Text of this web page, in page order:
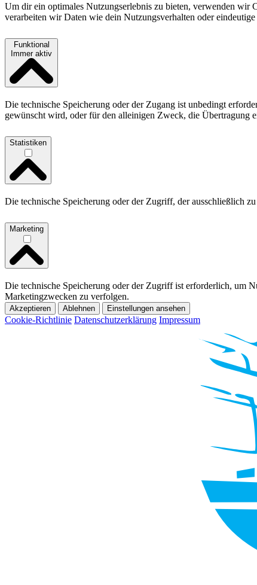
Um dir ein optimales Nutzungserlebnis zu bieten, verwenden wir
verarbeiten wir Daten wie dein Nutzungsverhalten oder
Funktional
Immer aktiv
Die technische Speicherung oder der Zugang ist unbedingt
gewünscht wird, oder für den alleinigen Zweck, die Übertragung
Statistiken
Die technische Speicherung oder der Zugriff, der ausschließlich
Marketing
Die technische Speicherung oder der Zugriff ist erforderlich, um
Marketingzwecken zu verfolgen.
Akzeptieren Ablehnen Einstellungen ansehen
Cookie-Richtlinie Datenschutzerklärung Impressum